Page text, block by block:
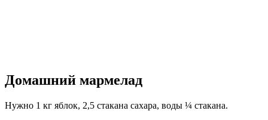
Домашний мармелад
Нужно 1 кг яблок, 2,5 стакана сахара, воды ¼ стакана.